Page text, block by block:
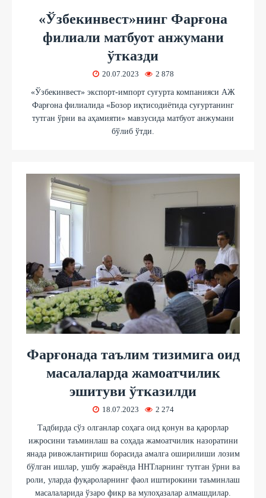
«Ўзбекинвест»нинг Фарғона
филиали матбуот анжумани
ўтказди
20.07.2023 2 878
«Ўзбекинвест» экспорт-импорт суғурта компанияси АЖ
Фарғона филиалида «Бозор иқтисодиётида суғуртанинг
тутган ўрни ва аҳамияти» мавзусида матбуот анжумани
бўлиб ўтди.
Фарғонада таълим тизимига оид
масалаларда жамоатчилик
эшитуви ўтказилди
18.07.2023 2 274
Тадбирда сўз олганлар соҳага оид қонун ва қарорлар
ижросини таъминлаш ва соҳада жамоатчилик назоратини
янада ривожлантириш борасида амалга оширилиши лозим
бўлган ишлар, ушбу жараёнда ННТларнинг тутган ўрни ва
роли, уларда фуқароларнинг фаол иштирокини таъминлаш
масалаларида ўзаро фикр ва мулоҳазалар алмашдилар.